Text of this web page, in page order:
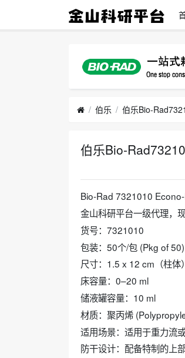
伯乐 伯乐Bio-
伯乐Bio-
Bio-Rad 7321010 Econo-
金山科研平台一级代理，
‌货号‌：7321010
‌包装‌：50个/包 (Pkg of 50)
尺寸‌：1.5 x 12 cm（柱体
‌床容量‌：0–20 ml
‌储液罐容量‌：10 ml
材质‌：聚丙烯
适用场景‌：适用于重力流
防干设计‌：配备特制的上